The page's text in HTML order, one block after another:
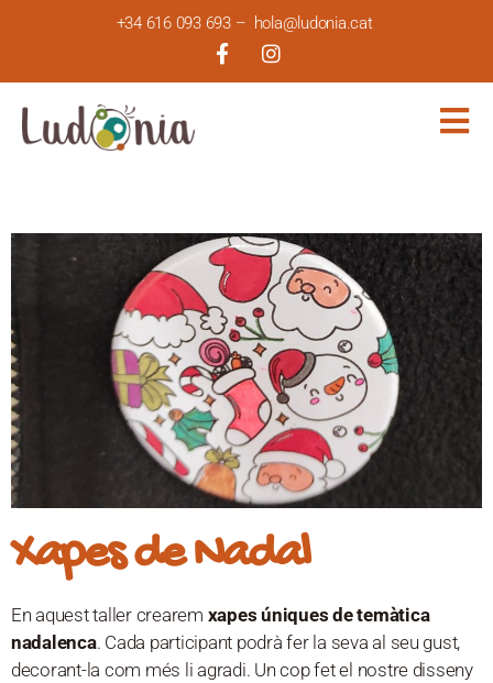
+34 616 093 693– hola@ludonia.cat
Xapes de Nadal
En aquest taller crearem xapes úniques de temàtica
nadalenca. Cada participant podrà fer la seva al seu gust,
decorant-la com més li agradi. Un cop fet el nostre disseny